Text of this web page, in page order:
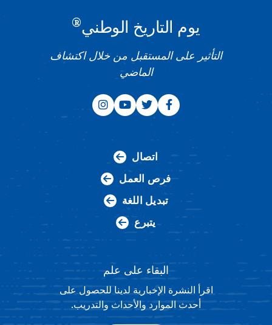
يوم التاريخ الوطني®
التأثير على المستقبل من خلال اكتشاف
الماضي
اتصال
فرص العمل
تبديل اللغة
يتبرع
البقاء على علم
اقرأ النشرة الإخبارية لدينا للحصول على
أحدث الموارد والأحداث والتدريب.